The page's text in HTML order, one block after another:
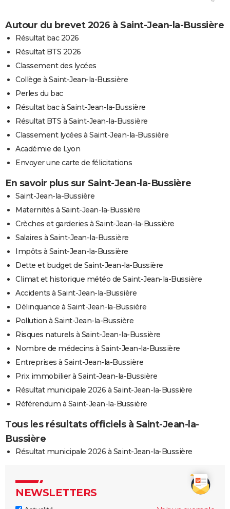
Autour du brevet 2026 à Saint-Jean-la-Bussière
Résultat bac 2026
Résultat BTS 2026
Classement des lycées
Collège à Saint-Jean-la-Bussière
Perles du bac
Résultat bac à Saint-Jean-la-Bussière
Résultat BTS à Saint-Jean-la-Bussière
Classement lycées à Saint-Jean-la-Bussière
Académie de Lyon
Envoyer une carte de félicitations
En savoir plus sur Saint-Jean-la-Bussière
Saint-Jean-la-Bussière
Maternités à Saint-Jean-la-Bussière
Crèches et garderies à Saint-Jean-la-Bussière
Salaires à Saint-Jean-la-Bussière
Impôts à Saint-Jean-la-Bussière
Dette et budget de Saint-Jean-la-Bussière
Climat et historique météo de Saint-Jean-la-Bussière
Accidents à Saint-Jean-la-Bussière
Délinquance à Saint-Jean-la-Bussière
Pollution à Saint-Jean-la-Bussière
Risques naturels à Saint-Jean-la-Bussière
Nombre de médecins à Saint-Jean-la-Bussière
Entreprises à Saint-Jean-la-Bussière
Prix immobilier à Saint-Jean-la-Bussière
Résultat municipale 2026 à Saint-Jean-la-Bussière
Référendum à Saint-Jean-la-Bussière
Tous les résultats officiels à Saint-Jean-la-
Bussière
Résultat municipale 2026 à Saint-Jean-la-Bussière
NEWSLETTERS